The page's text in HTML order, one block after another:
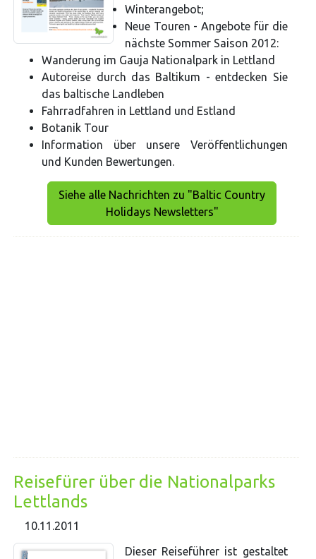
Winterangebot;
Neue Touren - Angebote für die
nächste Sommer Saison 2012:
Wanderung im Gauja Nationalpark in Lettland
Autoreise durch das Baltikum - entdecken Sie
das baltische Landleben
Fahrradfahren in Lettland und Estland
Botanik Tour
Information über unsere Veröffentlichungen
und Kunden Bewertungen.
Siehe alle Nachrichten zu "Baltic Country
Holidays Newsletters"
Reisefürer über die Nationalparks
Lettlands
10.11.2011
Dieser Reiseführer ist gestaltet